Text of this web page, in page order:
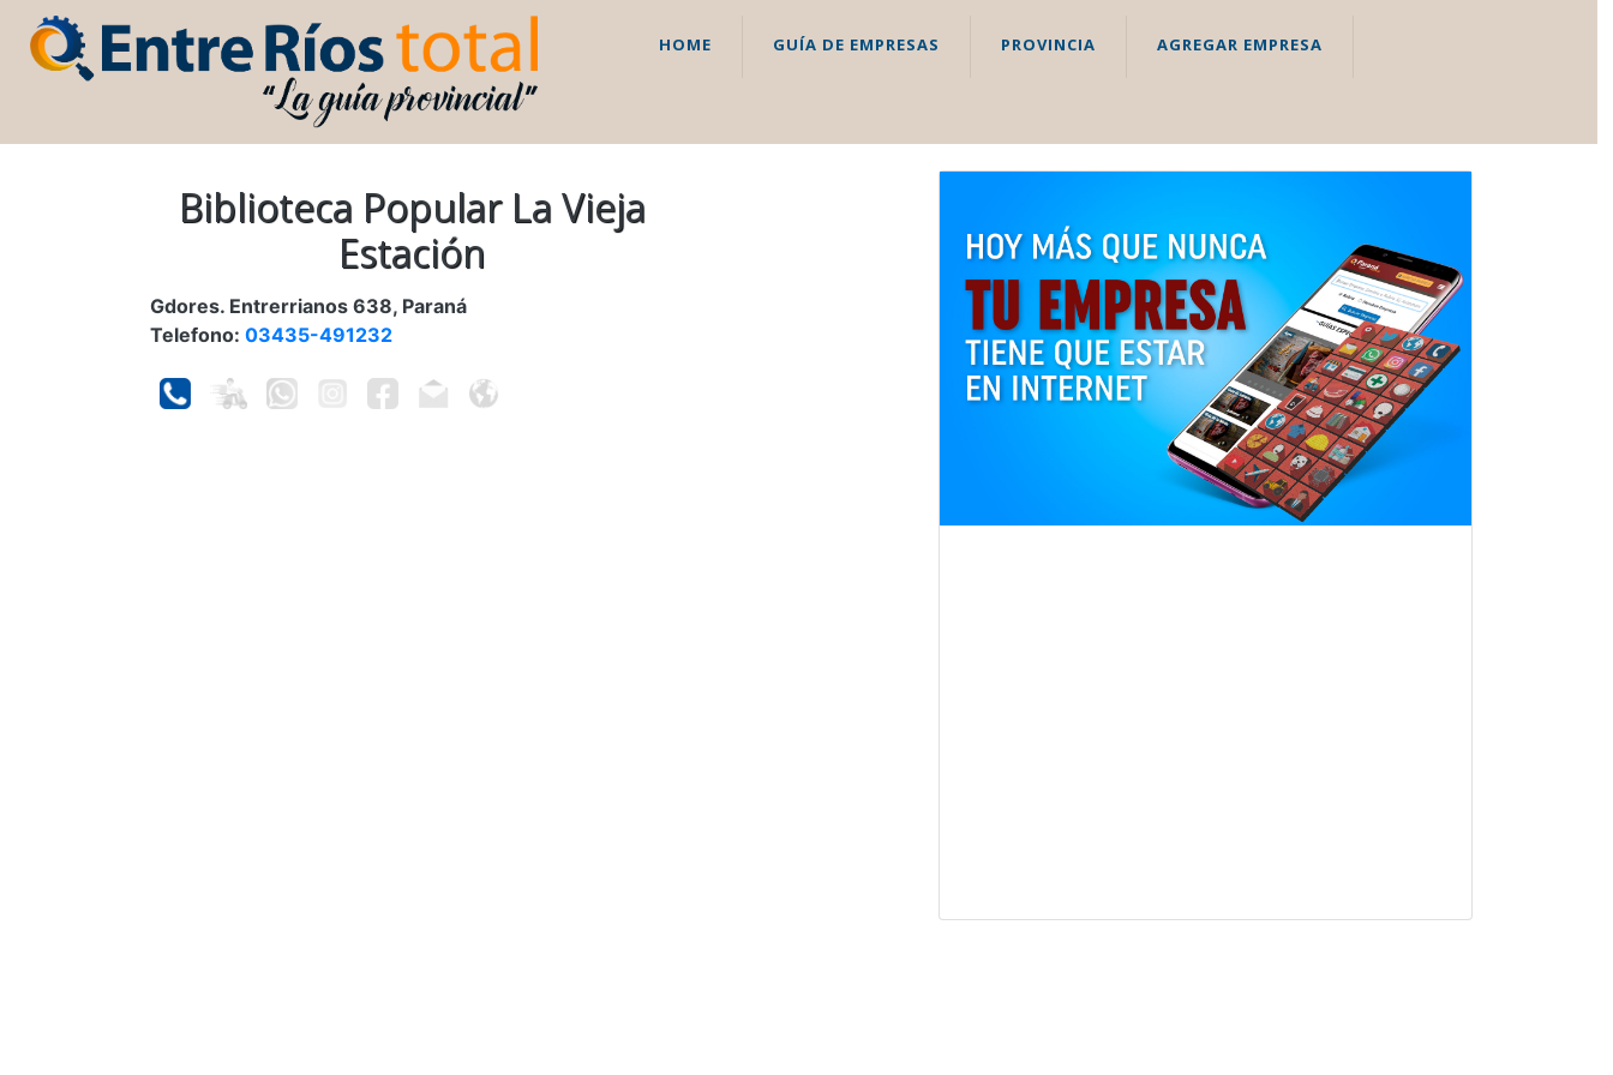
HOME GUÍA DE EMPRESAS PROVINCIA AGREGAR EMPRESA
Biblioteca Popular La Vieja
Estación
Gdores. Entrerrianos 638, Paraná
Telefono: 03435-491232